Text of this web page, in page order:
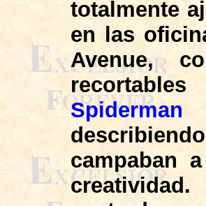
totalmente
en las
Avenue,
Spiderman
campaban